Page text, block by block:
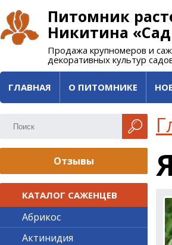
Питомник
Никитина
Продажа крупномеров и
декоративных культур
ГЛАВНАЯ О ПИТОМНИКЕ
Отзывы
КАТАЛОГ САЖЕНЦЕВ
Абрикос
Актинидия